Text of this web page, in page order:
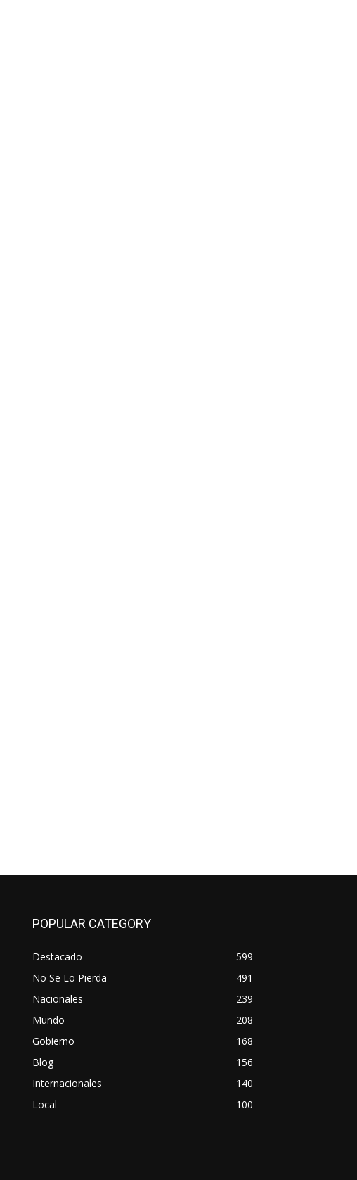
POPULAR CATEGORY
Destacado
599
No Se Lo Pierda
491
Nacionales
239
Mundo
208
Gobierno
168
Blog
156
Internacionales
140
Local
100